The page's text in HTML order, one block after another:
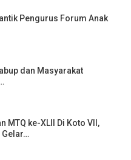
Pengurus Forum Anak
dan Masyarakat
MTQ ke-XLII Di Koto VII,
Gelar…